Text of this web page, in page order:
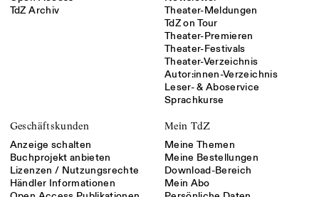
TdZ Archiv
Theater-Meldungen
TdZ on Tour
Theater-Premieren
Theater-Festivals
Theater-Verzeichnis
Autor:innen-Verzeichnis
Leser- & Aboservice
Sprachkurse
Geschäftskunden
Anzeige schalten
Buchprojekt anbieten
Lizenzen / Nutzungsrechte
Händler Informationen
Mein TdZ
Meine Themen
Meine Bestellungen
Download-Bereich
Mein Abo